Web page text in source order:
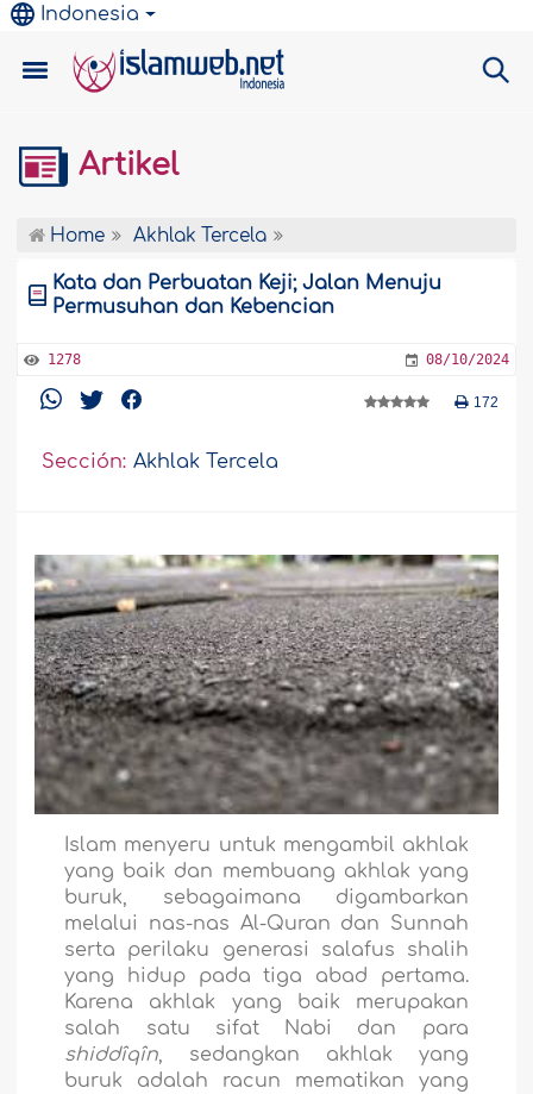
Indonesia
Artikel
Home Akhlak Tercela
Kata dan Perbuatan Keji; Jalan Menuju
Permusuhan dan Kebencian
1278 08/10/2024
172
Sección: Akhlak Tercela
Islam menyeru untuk mengambil akhlak
yang baik dan membuang akhlak yang
buruk, sebagaimana digambarkan
melalui nas-nas Al-Quran dan Sunnah
serta perilaku generasi salafus shalih
yang hidup pada tiga abad pertama.
Karena akhlak yang baik merupakan
salah satu sifat Nabi dan para
shiddîqîn, sedangkan akhlak yang
buruk adalah racun mematikan yang